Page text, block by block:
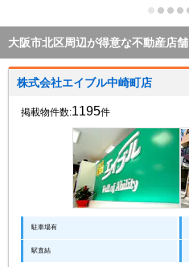
大阪市北区周辺が得意な不動産店舗
株式会社エイブル中崎町店
掲載物件数:1195件
駐車場有
駅直結